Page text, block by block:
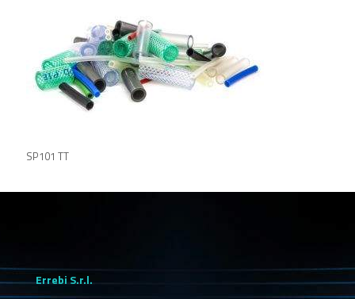
SP101 TT
Errebi S.r.l.